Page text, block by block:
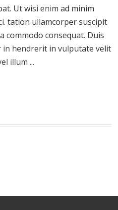
Ut wisi enim ad minim
tation ullamcorper suscipit
commodo consequat. Duis
hendrerit in vulputate velit
illum ...